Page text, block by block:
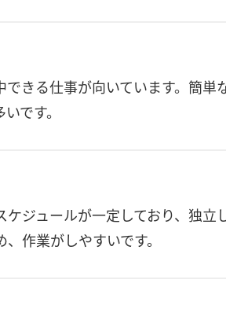
きる仕事が向いています。簡単
です。
ジュールが一定しており、独立
作業がしやすいです。